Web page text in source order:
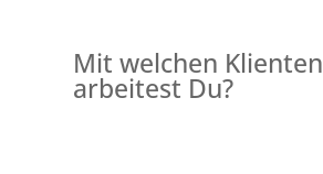
Mit welchen Klienten
arbeitest Du?